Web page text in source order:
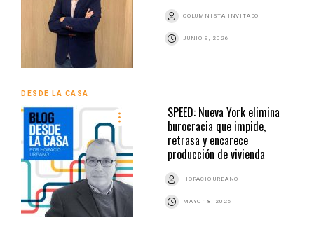
COLUMNISTA INVITADO
JUNIO 9, 2026
DESDE LA CASA
SPEED: Nueva York elimina
burocracia que impide,
retrasa y encarece
producción de vivienda
HORACIO URBANO
MAYO 18, 2026